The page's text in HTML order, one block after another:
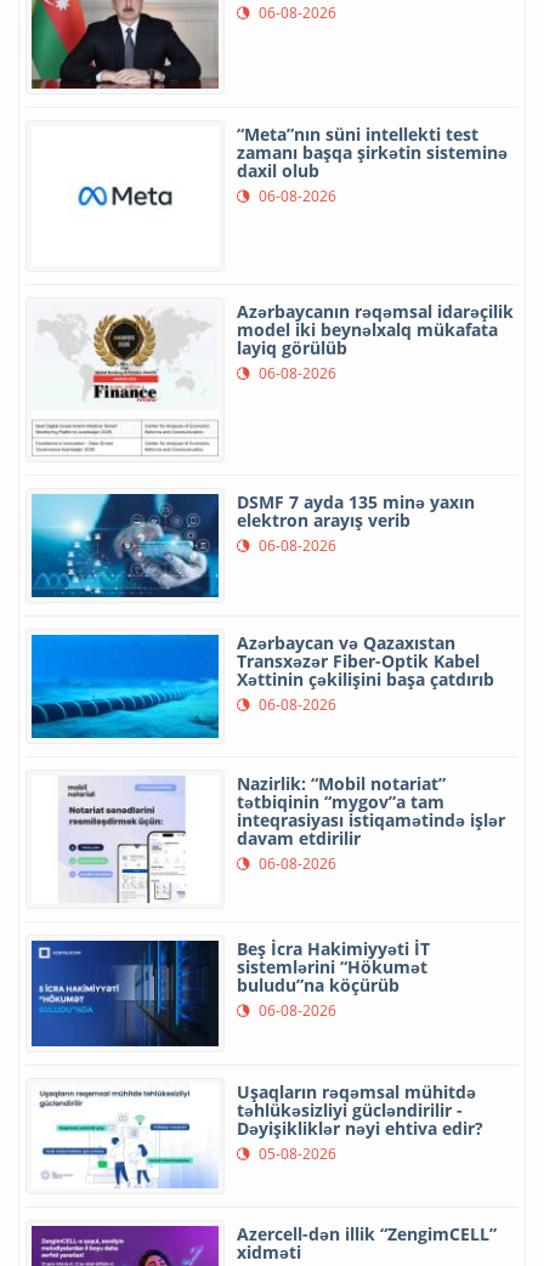
06-08-2026
“Meta”nın süni intellekti test
zamanı başqa şirkətin sisteminə
daxil olub
06-08-2026
Azərbaycanın rəqəmsal idarəçilik
model iki beynəlxalq mükafata
layiq görülüb
06-08-2026
DSMF 7 ayda 135 minə yaxın
elektron arayış verib
06-08-2026
Azərbaycan və Qazaxıstan
Transxəzər Fiber-Optik Kabel
Xəttinin çəkilişini başa çatdırıb
06-08-2026
Nazirlik: “Mobil notariat”
tətbiqinin “mygov”a tam
inteqrasiyası istiqamətində işlər
davam etdirilir
06-08-2026
Beş İcra Hakimiyyəti İT
sistemlərini “Hökumət
buludu”na köçürüb
06-08-2026
Uşaqların rəqəmsal mühitdə
təhlükəsizliyi gücləndirilir -
Dəyişikliklər nəyi ehtiva edir?
05-08-2026
Azercell-dən illik “ZengimCELL”
xidməti